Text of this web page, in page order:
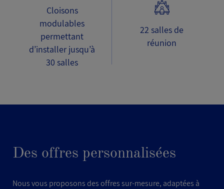
Cloisons
modulables
permettant
d’installer jusqu’à
30 salles
22 salles de
réunion
Des offres personnalisées
Nous vous proposons des offres sur-mesure, adaptées à